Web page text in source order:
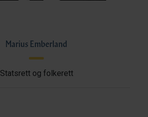
Marius Emberland
Statsrett og folkerett